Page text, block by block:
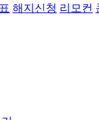
해지신청 리모컨